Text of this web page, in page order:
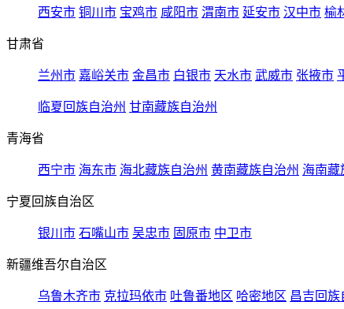
西安市 铜川市 宝鸡市 咸阳市 渭南市 延安市 汉中市 榆
甘肃省
兰州市 嘉峪关市 金昌市 白银市 天水市 武威市 张掖市
临夏回族自治州 甘南藏族自治州
青海省
西宁市 海东市 海北藏族自治州 黄南藏族自治州 海南藏
宁夏回族自治区
银川市 石嘴山市 吴忠市 固原市 中卫市
新疆维吾尔自治区
乌鲁木齐市 克拉玛依市 吐鲁番地区 哈密地区 昌吉回族